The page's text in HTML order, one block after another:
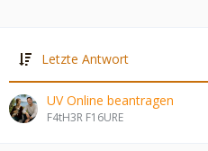
Letzte Antwort
UV Online beantragen
F4tH3R F16URE